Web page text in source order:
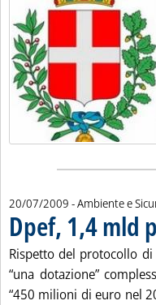
20/07/2009 - Ambiente e
Dpef, 1,4 mld
Rispetto del protocollo di
“una dotazione”
“450 milioni di euro nel